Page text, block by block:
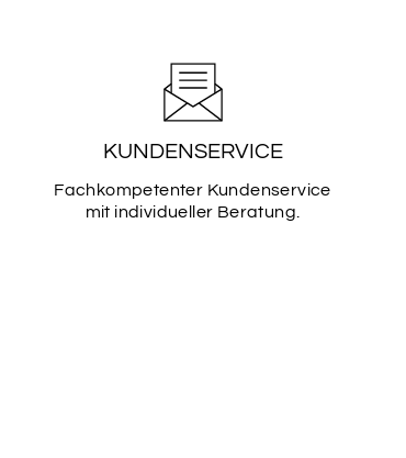
KUNDENSERVICE
Fachkompetenter Kundenservice
mit individueller Beratung.